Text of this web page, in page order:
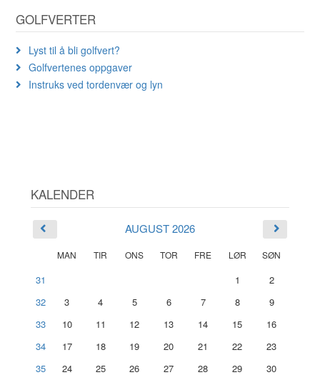
GOLFVERTER
Lyst til å bli golfvert?
Golfvertenes oppgaver
Instruks ved tordenvær og lyn
KALENDER
AUGUST 2026
MAN TIR ONS TOR FRE LØR SØN
31 1
2
32
3 4 5 6 7 8
9
33
10 11 12 13 14 15
16
34
17 18 19 20 21 22
23
35
24 25 26 27 28 29
30